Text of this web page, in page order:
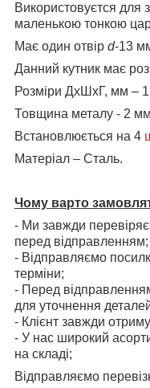
Використовуєтся для
маленькою тонкою
Має один отвір d-13
Данний кутник має
Розміри ДхШхГ, мм –
Товщина металу - 2
Встановлюється на 4
Матеріал – Сталь.
Чому варто
- Ми завжди
перед відправленням;
- Відправляємо
терміни;
- Перед
для уточнення
- Клієнт завжди
- У нас широкий
на складі;
Відправляємо